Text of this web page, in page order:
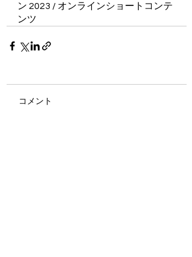
ン 2023 / オンラインショートコンテ
ンツ
コメント